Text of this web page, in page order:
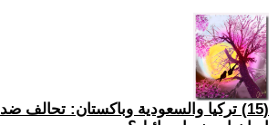
(15) تركيا والسعودية وباكستان: تحالف